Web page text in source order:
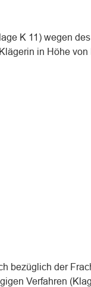
K 11) wegen
in Höhe von
bezüglich der
Verfahren